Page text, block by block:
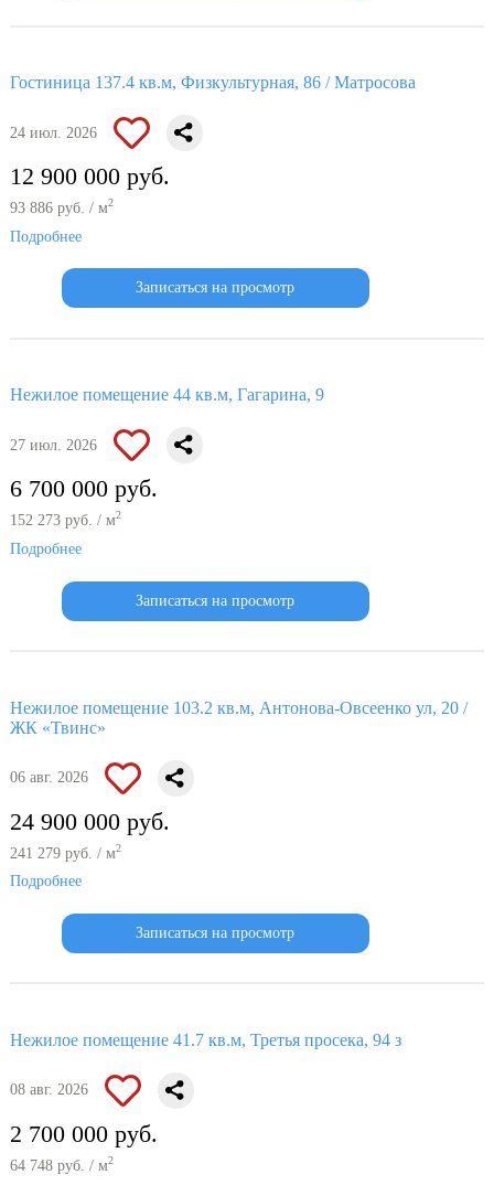
Гостиница 137.4 кв.м, Физкультурная, 86 / Матросова
24 июл. 2026
12 900 000 руб.
93 886 руб. / м2
Подробнее
Записаться на просмотр
Нежилое помещение 44 кв.м, Гагарина, 9
27 июл. 2026
6 700 000 руб.
152 273 руб. / м2
Подробнее
Записаться на просмотр
Нежилое помещение 103.2 кв.м, Антонова-Овсеенко ул, 20 /
ЖК «Твинс»
06 авг. 2026
24 900 000 руб.
241 279 руб. / м2
Подробнее
Записаться на просмотр
Нежилое помещение 41.7 кв.м, Третья просека, 94 з
08 авг. 2026
2 700 000 руб.
64 748 руб. / м2